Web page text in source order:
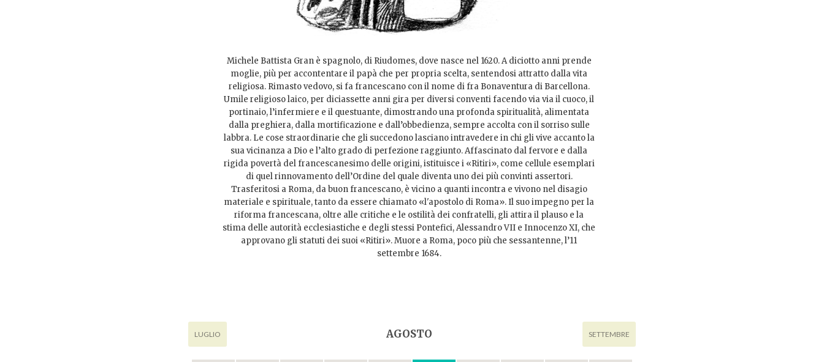
Michele Battista Gran è spagnolo, di Riudomes, dove nasce nel 1620. A diciotto anni prende
moglie, più per accontentare il papà che per propria scelta, sentendosi attratto dalla vita
religiosa. Rimasto vedovo, si fa francescano con il nome di fra Bonaventura di Barcellona.
Umile religioso laico, per diciassette anni gira per diversi conventi facendo via via il cuoco, il
portinaio, l’infermiere e il questuante, dimostrando una profonda spiritualità, alimentata
dalla preghiera, dalla mortificazione e dall’obbedienza, sempre accolta con il sorriso sulle
labbra. Le cose straordinarie che gli succedono lasciano intravedere in chi gli vive accanto la
sua vicinanza a Dio e l’alto grado di perfezione raggiunto. Affascinato dal fervore e dalla
rigida povertà del francescanesimo delle origini, istituisce i «Ritiri», come cellule esemplari
di quel rinnovamento dell’Ordine del quale diventa uno dei più convinti assertori.
Trasferitosi a Roma, da buon francescano, è vicino a quanti incontra e vivono nel disagio
materiale e spirituale, tanto da essere chiamato «l'apostolo di Roma». Il suo impegno per la
riforma francescana, oltre alle critiche e le ostilità dei confratelli, gli attira il plauso e la
stima delle autorità ecclesiastiche e degli stessi Pontefici, Alessandro VII e Innocenzo XI, che
approvano gli statuti dei suoi «Ritiri». Muore a Roma, poco più che sessantenne, l’11
settembre 1684.
AGOSTO
LUGLIO SETTEMBRE